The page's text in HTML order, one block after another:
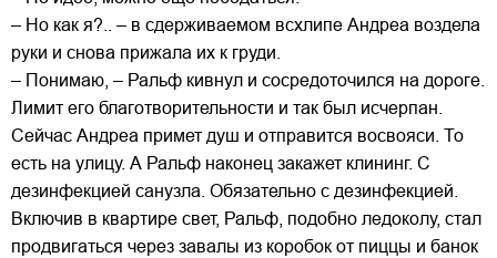
– Но как я?.. – в сдерживаемом всхлипе Андреа воздела
руки и снова прижала их к груди.
– Понимаю, – Ральф кивнул и сосредоточился на дороге.
Лимит его благотворительности и так был исчерпан.
Сейчас Андреа примет душ и отправится восвояси. То
есть на улицу. А Ральф наконец закажет клининг. С
дезинфекцией санузла. Обязательно с дезинфекцией.
Включив в квартире свет, Ральф, подобно ледоколу, стал
продвигаться через завалы из коробок от пиццы и банок